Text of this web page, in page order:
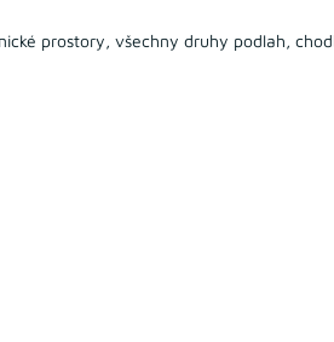
prostory, všechny druhy podlah,